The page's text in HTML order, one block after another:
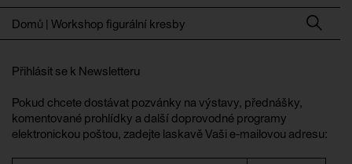
Domů | Workshop figurální kresby
Přihlásit se k Newsletteru
Pokud chcete dostávat pozvánky na výstavy, přednášky,
komentované prohlídky a další doprovodné programy
elektronickou poštou, zadejte laskavě Vaši e-mailovou adresu: